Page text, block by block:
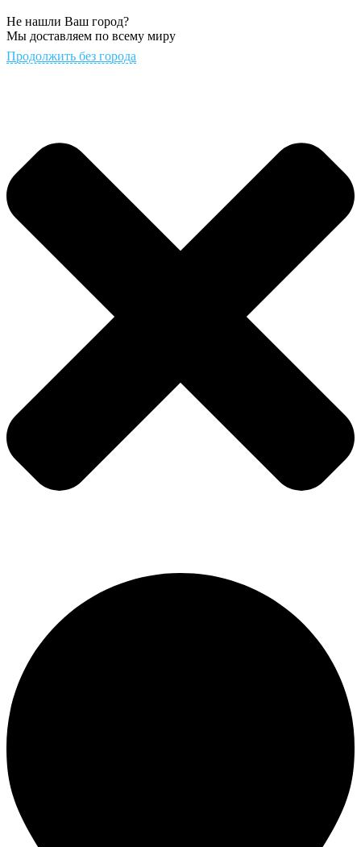
Не нашли Ваш город?
Мы доставляем по всему миру
Продолжить без города